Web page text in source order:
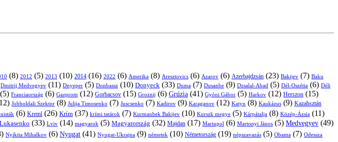
(8) 2012 (5) 2013 (10) 2014 (16) 2022 (6) Amerika (8) Aresztovics (6) Azarov (6) Azerbajdzsán (23) Bakijev (7) Baku
Dmitrij Medvegyev (11) Dnyeper (5) Donbassz (10) Donyeck (33) Duma (7) Dusanbe (9) Dzsalal-Abad (5) Dél-Oszétia (6) Déli
(5) Franciaország (6) Gazprom (12) Gorbacsov (15) Groznij (6) Grúzia (41) Gyóni Gábor (5) Harkov (12) Herszon (15)
Jobboldali Szektor (8) Julija Timosenko (7) Juscsenko (7) Kadirov (9) Karaganov (12) Katyn (8) Kaukázus (9) Kazahsztán
(6) Kreml (26) Krím (37) krími tatárok (7) Kurmanbek Bakijev (10) Kurszk megye (5) Kárpátalja (8) Közép-Ázsia (11)
Lukasenko (33) Lviv (14) magyarok (5) Magyarország (32) Majdan (17) Mariupol (6) Martonyi János (5) Medvegyev (49)
Nyikita Mihalkov (6) Nyugat (41) Nyugat-Ukrajna (9) németek (10) Németország (19) népszavazás (5) Obama (7) Odessza